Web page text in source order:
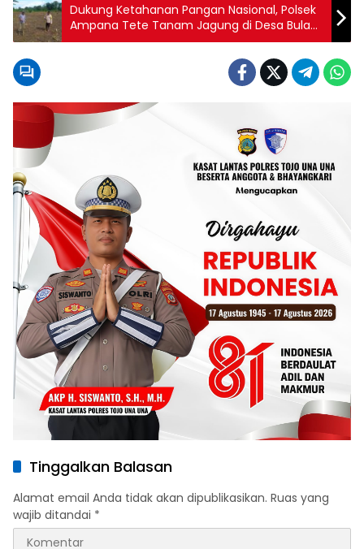
Dukung Ketahanan Pangan Nasional, Polsek
Ampana Tete Tanam Jagung di Desa Bulan
Jaya
Tinggalkan Balasan
Alamat email Anda tidak akan dipublikasikan. Ruas yang
wajib ditandai *